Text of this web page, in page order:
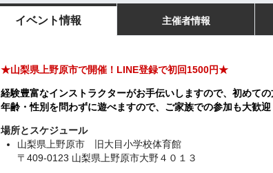
イベント情報 主催者情報
★山梨県上野原市で開催！LINE登録で初回1500円★
経験豊富なインストラクターがお手伝いしますので、初めての
年齢・性別を問わずに遊べますので、ご家族での参加も大歓迎
場所とスケジュール
山梨県上野原市 旧大目小学校体育館
〒409-0123 山梨県上野原市大野４０１３